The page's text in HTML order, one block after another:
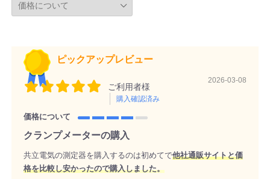
ピックアップレビュー
ご利用者様
購入確認済み
2026-03-08
価格について
クランプメーターの購入
共立電気の測定器を購入するのは初めてで他社通販サイトと価
格を比較し安かったので購入しました。